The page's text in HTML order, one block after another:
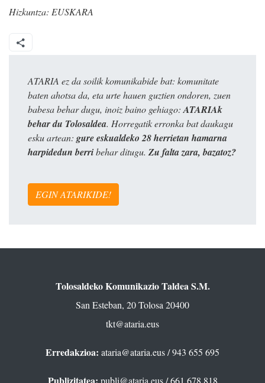
Hizkuntza: EUSKARA
ATARIA ez da soilik komunikabide bat: komunitate
baten ahotsa da, eta urte hauen guztien ondoren, zuen
babesa behar dugu, inoiz baino gehiago: ATARIAk
behar du Tolosaldea. Horregatik erronka bat daukagu
esku artean: gure eskualdeko 28 herrietan hamarna
harpidedun berribehar ditugu. Zu falta zara, bazatoz?
EGIN ATARIKIDE!
Tolosaldeko Komunikazio Taldea S.M.
San Esteban, 20 Tolosa 20400
tkt@ataria.eus
Erredakzioa: ataria@ataria.eus/ 943 655 695
publi@ataria.eus/ 661 678 818